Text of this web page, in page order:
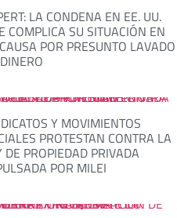
LA CONDENA EN EE. UU.
COMPLICA SU SITUACIÓN EN
POR PRESUNTO LAVADO
Y MOVIMIENTOS
PROTESTAN CONTRA LA
DE PROPIEDAD PRIVADA
POR MILEI